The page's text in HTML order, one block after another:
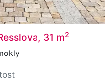
31 m2